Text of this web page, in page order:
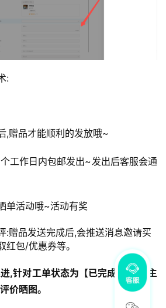
:
,赠品才能顺利的发放哦~
工作日内包邮发出~发出后客服会通
单活动哦~活动有奖
:赠品发送完成后,会推送消息邀请买
红包/优惠券等。
,针对工单状态为【已完成】,设置主
价晒图。